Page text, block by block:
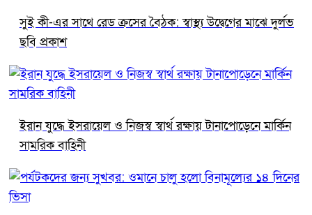
সুই কী-এর সাথে রেড ক্রসের বৈঠক: স্বাস্থ্য উদ্বেগের মাঝে দুর্লভ
ছবি প্রকাশ
ইরান যুদ্ধে ইসরায়েল ও নিজস্ব স্বার্থ রক্ষায় টানাপোড়েনে মার্কিন
সামরিক বাহিনী